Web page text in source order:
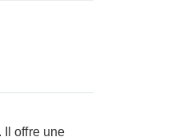
Il offre une